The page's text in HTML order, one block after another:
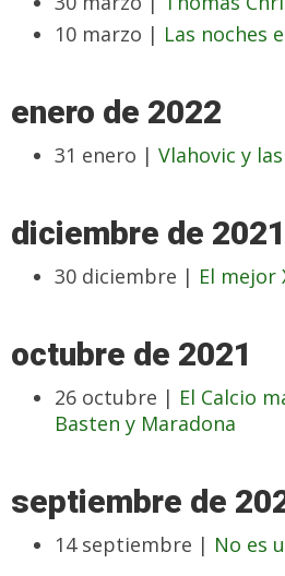
10 marzo | Las noches
enero de 2022
31 enero | Vlahovic y
diciembre de 2021
30 diciembre | El mejor
octubre de 2021
26 octubre | El Calcio
Basten y Maradona
septiembre de
14 septiembre | No es